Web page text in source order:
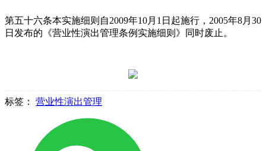
第五十六条本实施细则自2009年10月1日起施行，2005年8月30
日发布的《营业性演出管理条例实施细则》同时废止。
标签： 营业性演出管理